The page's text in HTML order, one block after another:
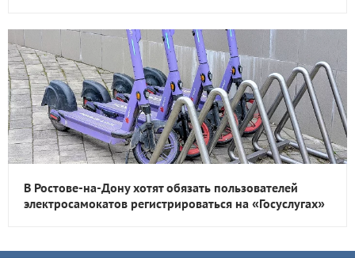
В Ростове-на-Дону хотят обязать пользователей
электросамокатов регистрироваться на «Госуслугах»